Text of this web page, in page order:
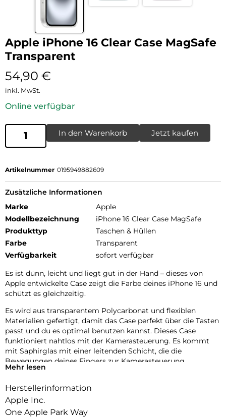
Apple iPhone 16 Clear Case MagSafe
Transparent
54,90 €
inkl. MwSt.
Online verfügbar
In den Warenkorb Jetzt kaufen
Artikelnummer 0195949882609
Zusätzliche Informationen
Marke
Apple
Modellbezeichnung
iPhone 16 Clear Case MagSafe
Produkttyp
Taschen & Hüllen
Farbe
Transparent
Verfügbarkeit
sofort verfügbar
Es ist dünn, leicht und liegt gut in der Hand – dieses von
Apple entwickelte Case zeigt die Farbe deines iPhone 16 und
schützt es gleichzeitig.
Es wird aus transparentem Poly­carbonat und flexiblen
Materialien gefertigt, damit das Case perfekt über die Tasten
passt und du es optimal benutzen kannst. Dieses Case
funktioniert nahtlos mit der Kamerasteuerung. Es kommt
mit Saphirglas mit einer leitenden Schicht, die die
Bewegungen deines Fingers zur Kamerasteuerung
überträgt.
Innen‑ und Außenseite haben eine kratzfeste Beschichtung.
Und alle Materialien und Beschich­tungen wurden optimiert,
um zu verhindern, dass das Case mit der Zeit vergilbt.
Mehr lesen
Herstellerinformation
Apple Inc.
One Apple Park Way